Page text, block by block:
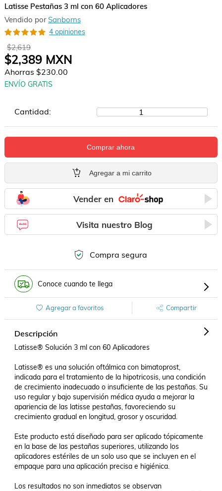
Latisse Pestañas 3 ml con 60 Aplicadores
Vendido por Sanborns
4 opiniones
$2,619
$2,389MXN
Ahorras $230.00
ENVÍO GRATIS
Cantidad: 1
Comprar ahora
Agregar a mi carrito
Vender en
Visita nuestro Blog
Compra segura
Conoce cuando te llega
Agregar a favoritos Compartir
Descripción
Latisse® Solución 3 ml con 60 Aplicadores
Latisse® es una solución oftálmica con bimatoprost,
indicada para el tratamiento de la hipotricosis, una condición
de crecimiento inadecuado o insuficiente de las pestañas. Su
uso regular y bajo supervisión médica ayuda a mejorar la
apariencia de las latisse pestañas, favoreciendo su
crecimiento gradual en longitud, grosor y oscuridad.
Este producto está diseñado para ser aplicado tópicamente
en la base de las pestañas superiores, utilizando los
aplicadores estériles de un solo uso que se incluyen en el
empaque para una aplicación precisa e higiénica.
Los resultados no son inmediatos se observan